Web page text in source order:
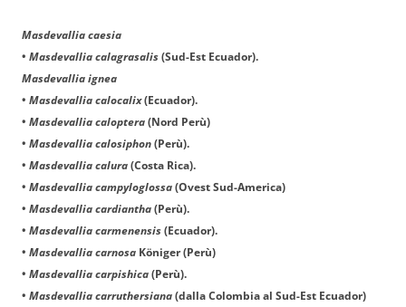
Masdevallia caesia
• Masdevallia calagrasalis (Sud-Est Ecuador).
Masdevallia ignea
• Masdevallia calocalix(Ecuador).
• Masdevallia caloptera (Nord Perù)
• Masdevallia calosiphon (Perù).
• Masdevallia calura (Costa Rica).
• Masdevallia campyloglossa (Ovest Sud-America)
• Masdevallia cardiantha (Perù).
• Masdevallia carmenensis (Ecuador).
• Masdevallia carnosa Königer(Perù)
• Masdevallia carpishica (Perù).
• Masdevallia carruthersiana (dalla Colombia al Sud-Est Ecuador)